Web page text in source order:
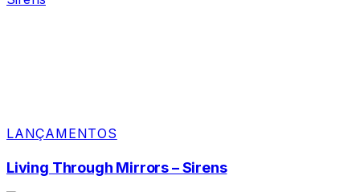
LANÇAMENTOS
Living Through Mirrors – Sirens